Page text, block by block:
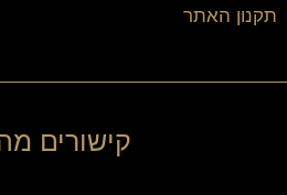
תקנון האתר
קישורים